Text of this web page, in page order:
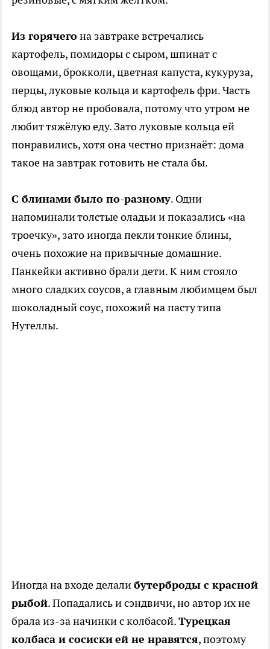
Из горячегона завтраке встречались
картофель, помидоры с сыром, шпинат с
овощами, брокколи, цветная капуста, кукуруза,
перцы, луковые кольца и картофель фри. Часть
блюд автор не пробовала, потому что утром не
любит тяжёлую еду. Зато луковые кольца ей
понравились, хотя она честно признаёт: дома
такое на завтрак готовить не стала бы.
С блинами было по-разному. Одни
напоминали толстые оладьи и показались «на
троечку», зато иногда пекли тонкие блины,
очень похожие на привычные домашние.
Панкейки активно брали дети. К ним стояло
много сладких соусов, а главным любимцем был
шоколадный соус, похожий на пасту типа
Нутеллы.
Иногда на входе делалибутерброды с красной
рыбой. Попадались и сэндвичи, но автор их не
брала из-за начинки с колбасой.Турецкая
колбаса и сосискией не нравятся, поэтому